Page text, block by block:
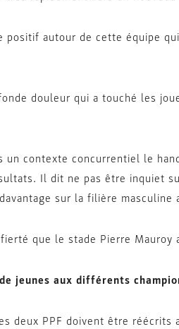
positif autour de cette équipe
douleur qui a touché les
un contexte concurrentiel le
Il dit ne pas être inquiet
sur la filière
fierté que le stade Pierre
jeunes aux différents
deux PPF doivent être